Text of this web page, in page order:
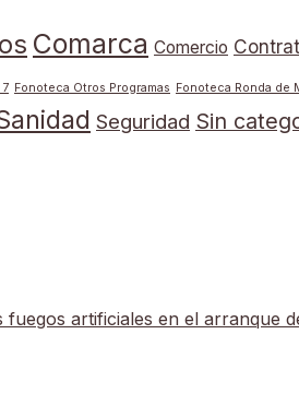
Comarca Comercio
Fonoteca Otros Programas Fonoteca Ronda de
Seguridad Sin